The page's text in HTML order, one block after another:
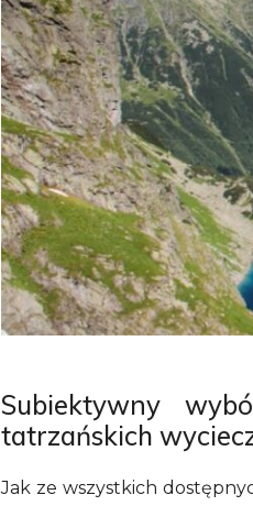
Subiektywny
tatrzańskich
Jak ze wszystkich